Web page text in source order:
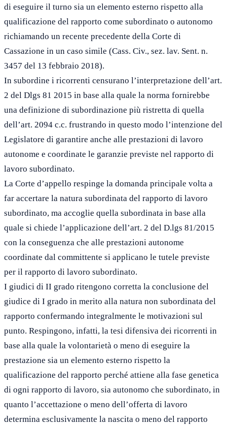
di eseguire il turno sia un elemento esterno rispetto alla
qualificazione del rapporto come subordinato o autonomo
richiamando un recente precedente della Corte di
Cassazione in un caso simile (Cass. Civ., sez. lav. Sent. n.
3457 del 13 febbraio 2018).
In subordine i ricorrenti censurano l’interpretazione dell’art.
2 del Dlgs 81 2015 in base alla quale la norma fornirebbe
una definizione di subordinazione più ristretta di quella
dell’art. 2094 c.c. frustrando in questo modo l’intenzione del
Legislatore di garantire anche alle prestazioni di lavoro
autonome e coordinate le garanzie previste nel rapporto di
lavoro subordinato.
La Corte d’appello respinge la domanda principale volta a
far accertare la natura subordinata del rapporto di lavoro
subordinato, ma accoglie quella subordinata in base alla
quale si chiede l’applicazione dell’art. 2 del D.lgs 81/2015
con la conseguenza che alle prestazioni autonome
coordinate dal committente si applicano le tutele previste
per il rapporto di lavoro subordinato.
I giudici di II grado ritengono corretta la conclusione del
giudice di I grado in merito alla natura non subordinata del
rapporto confermando integralmente le motivazioni sul
punto. Respingono, infatti, la tesi difensiva dei ricorrenti in
base alla quale la volontarietà o meno di eseguire la
prestazione sia un elemento esterno rispetto la
qualificazione del rapporto perché attiene alla fase genetica
di ogni rapporto di lavoro, sia autonomo che subordinato, in
quanto l’accettazione o meno dell’offerta di lavoro
determina esclusivamente la nascita o meno del rapporto